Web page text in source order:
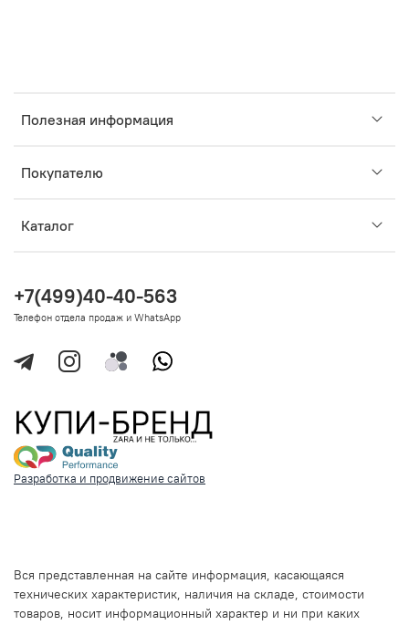
Полезная информация
Покупателю
Каталог
+7(499)40-40-563
Телефон отдела продаж и WhatsApp
Разработка и продвижение сайтов
Вся представленная на сайте информация, касающаяся
технических характеристик, наличия на складе, стоимости
товаров, носит информационный характер и ни при каких